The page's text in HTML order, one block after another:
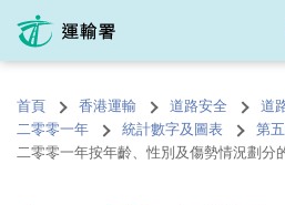
內
的
開
始
首頁 香港運輸 道路安全
道
二零零一年
統計數字及圖表 第
二零零一年按年齡、性別及傷勢情況劃分